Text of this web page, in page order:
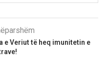
e Veriut të heq imunitetin e